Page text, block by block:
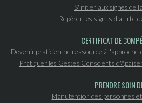
S'initier aux signes de
Repérer les signes d'alerte
CERTIFICAT DE
Devenir praticien·ne ressource à l'approche
Pratiquer les Gestes Conscients
PRENDRE SOIN
Manutention des personnes